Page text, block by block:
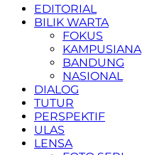
EDITORIAL
BILIK WARTA
FOKUS
KAMPUSIANA
BANDUNG
NASIONAL
DIALOG
TUTUR
PERSPEKTIF
ULAS
LENSA